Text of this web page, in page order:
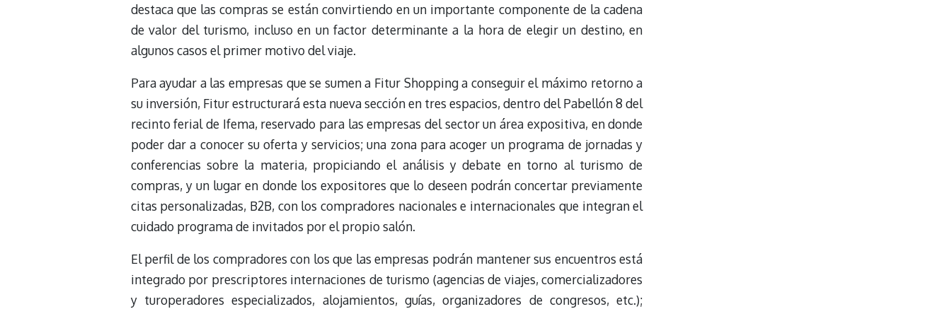
destaca que las compras se están convirtiendo en un importante componente de la cadena
de valor del turismo, incluso en un factor determinante a la hora de elegir un destino, en
algunos casos el primer motivo del viaje.
Para ayudar a las empresas que se sumen a Fitur Shopping a conseguir el máximo retorno a
su inversión, Fitur estructurará esta nueva sección en tres espacios, dentro del Pabellón 8 del
recinto ferial de Ifema, reservado para las empresas del sector un área expositiva, en donde
poder dar a conocer su oferta y servicios; una zona para acoger un programa de jornadas y
conferencias sobre la materia, propiciando el análisis y debate en torno al turismo de
compras, y un lugar en donde los expositores que lo deseen podrán concertar previamente
citas personalizadas, B2B, con los compradores nacionales e internacionales que integran el
cuidado programa de invitados por el propio salón.
El perfil de los compradores con los que las empresas podrán mantener sus encuentros está
integrado por prescriptores internaciones de turismo (agencias de viajes, comercializadores
y turoperadores especializados, alojamientos, guías, organizadores de congresos, etc.);